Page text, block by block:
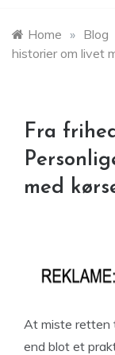
Home » Blog
historier om livet
Fra
med
At miste retten
end blot et